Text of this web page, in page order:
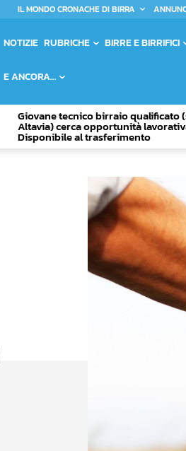
IL MONDO CRONACHE DI BIRRA
NOTIZIE RUBRICHE BIRRE E BIRRIFICI
E ANCORA…
Giovane tecnico birraio qualificato
Altavia) cerca opportunità
Disponibile al trasferimento